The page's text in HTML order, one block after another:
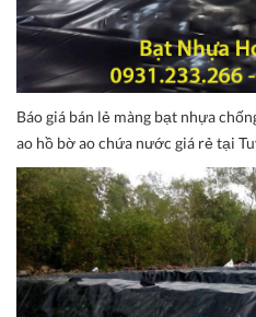
Báo giá bán lẻ màng bạt nhựa
ao hồ bờ ao chứa nước giá rẻ tại